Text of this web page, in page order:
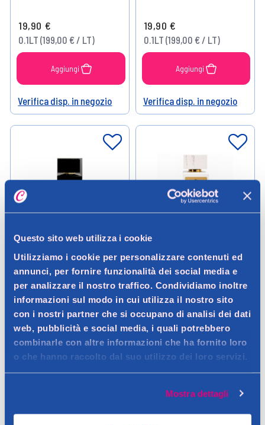
Questo sito web utilizza i cookie
Utilizziamo i cookie per personalizzare contenuti ed
annunci, per fornire funzionalità dei social media e
per analizzare il nostro traffico. Condividiamo inoltre
informazioni sul modo in cui utilizza il nostro sito
con i nostri partner che si occupano di analisi dei dati
web, pubblicità e social media, i quali potrebbero
combinarle con altre informazioni che ha fornito loro
o che hanno raccolto dal suo utilizzo dei loro servizi.
Mostra dettagli
19,90 €
0.1LT (199,00 € / LT)
Aggiungi
Help
Verifica disp. in negozio
19,90 €
0.1LT (199,00 € / LT)
Aggiungi
Help
Verifica disp. in negozio
Essenza Profumi
Essenza Profumi Citrus Ombra
Eau De Parfum 100 ml
19,90 €
0.1LT (199,00 € / LT)
Essenza Profumi
Essenza Profumi Marea Di
Sogni Eau De Parfum 100ml
19,90 €
0.1LT (199,00 € / LT)
Verifica disp. in negozio